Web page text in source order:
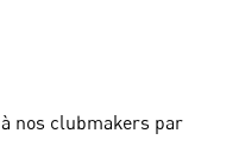
nos clubmakers par